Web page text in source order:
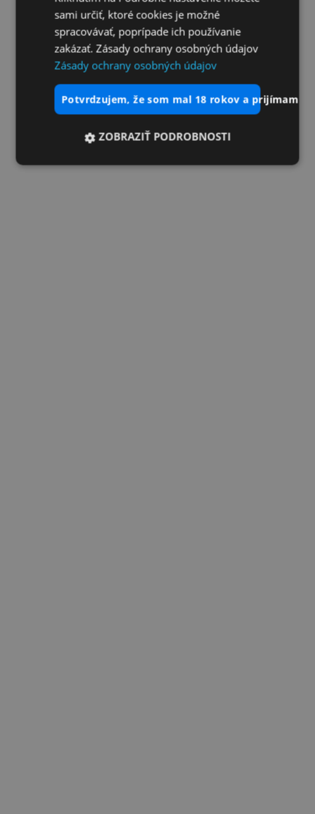
sami určiť, ktoré cookies je možné
spracovávať, poprípade ich používanie
zakázať. Zásady ochrany osobných údajov
Zásady ochrany osobných údajov
potvrdzujem, že som mal 18 rokov a prijímam
ZOBRAZIŤ PODROBNOSTI